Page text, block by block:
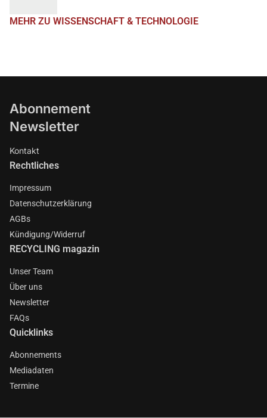
MEHR ZU WISSENSCHAFT & TECHNOLOGIE
Abonnement
Newsletter
Kontakt
Rechtliches
Impressum
Datenschutzerklärung
AGBs
Kündigung/Widerruf
RECYCLING magazin
Unser Team
Über uns
Newsletter
FAQs
Quicklinks
Abonnements
Mediadaten
Termine